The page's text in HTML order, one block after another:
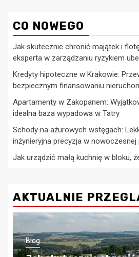
CO NOWEGO
Jak skutecznie chronić majątek i
eksperta w zarządzaniu ryzykiem
Kredyty hipoteczne w Krakowie:
bezpiecznym finansowaniu
Apartamenty w Zakopanem:
idealna baza wypadowa w Tatry
Schody na ażurowych wstęgach:
inżynieryjna precyzja w
Jak urządzić małą kuchnię w bloku,
AKTUALNIE
Blog